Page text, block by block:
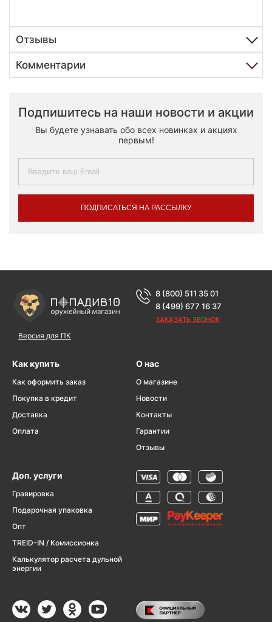
Отзывы
Комментарии
Подпишитесь на наши новости и акции
Вы будете узнавать обо всех новинках и акциях
первым!
ПОДПИСАТЬСЯ НА РАССЫЛКУ
Версия для ПК
8 (800) 511 35 01
8 (499) 677 16 37
ЗАКАЗАТЬ ЗВОНОК
Как купить
Как оформить заказ
Покупка в кредит
Доставка
Оплата
О нас
О магазине
Новости
Контакты
Гарантии
Отзывы
Доп. услуги
Гравировка
Подарочная упаковка
Опт
TREID-IN / Комиссионка
Калькулятор расчета дульной
энергии